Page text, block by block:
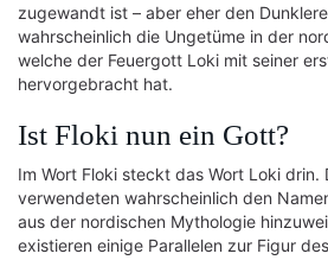
zugewandt ist – aber eher den
wahrscheinlich die Ungetüme in der
welche der Feuergott Loki mit seiner
hervorgebracht hat.
Ist Floki nun ein Gott?
Im Wort Floki steckt das Wort Loki drin.
verwendeten wahrscheinlich den
aus der nordischen Mythologie
existieren einige Parallelen zur Figur